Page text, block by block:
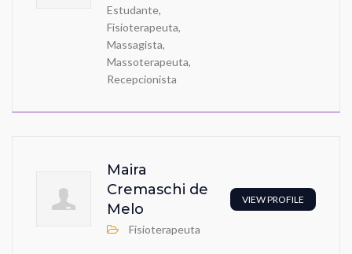
Estudante,
Fisioterapeuta,
Massagista,
Massoterapeuta,
Recepcionista
Maira
Cremaschi de
Melo
Fisioterapeuta
VIEW PROFILE